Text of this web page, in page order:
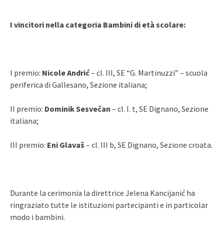
I vincitori nella categoria Bambini di età scolare:
I premio: Nicole Andrić– cl. III, SE “G. Martinuzzi” – scuola
periferica di Gallesano, Sezione italiana;
II premio: Dominik Sesvečan – cl. I. t, SE Dignano, Sezione
italiana;
III premio: Eni Glavaš – cl. III b, SE Dignano, Sezione croata.
Durante la cerimonia la direttrice Jelena Kancijanić ha
ringraziato tutte le istituzioni partecipanti e in particolar
modo i bambini.